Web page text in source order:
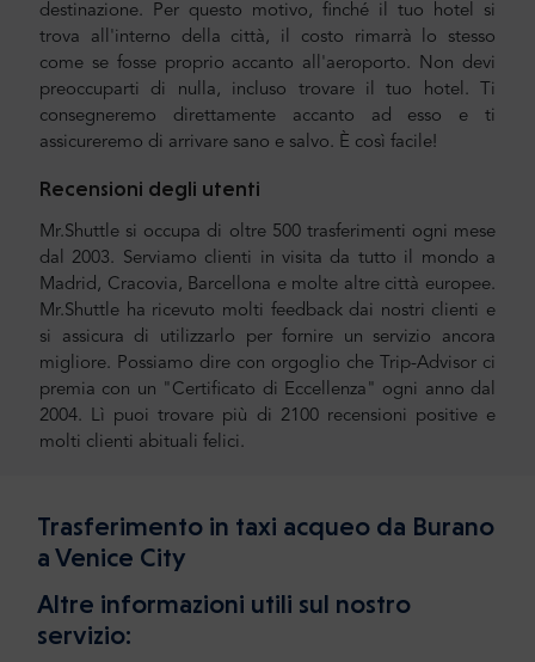
destinazione. Per questo motivo, finché il tuo hotel si
trova all'interno della città, il costo rimarrà lo stesso
come se fosse proprio accanto all'aeroporto. Non devi
preoccuparti di nulla, incluso trovare il tuo hotel. Ti
consegneremo direttamente accanto ad esso e ti
assicureremo di arrivare sano e salvo. È così facile!
Recensioni degli utenti
Mr.Shuttle si occupa di oltre 500 trasferimenti ogni mese
dal 2003. Serviamo clienti in visita da tutto il mondo a
Madrid, Cracovia, Barcellona e molte altre città europee.
Mr.Shuttle ha ricevuto molti feedback dai nostri clienti e
si assicura di utilizzarlo per fornire un servizio ancora
migliore. Possiamo dire con orgoglio che Trip-Advisor ci
premia con un "Certificato di Eccellenza" ogni anno dal
2004. Lì puoi trovare più di 2100 recensioni positive e
molti clienti abituali felici.
Trasferimento in taxi acqueo da Burano
a Venice City
Altre informazioni utili sul nostro
servizio: